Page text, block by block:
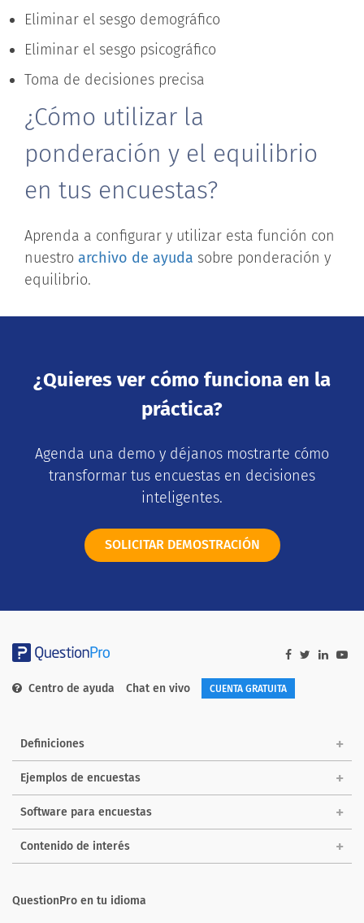
Eliminar el sesgo demográfico
Eliminar el sesgo psicográfico
Toma de decisiones precisa
¿Cómo utilizar la
ponderación y el equilibrio
en tus encuestas?
Aprenda a configurar y utilizar esta función con
nuestro archivo de ayuda sobre ponderación y
equilibrio.
¿Quieres ver cómo funciona en la
práctica?
Agenda una demo y déjanos mostrarte cómo
transformar tus encuestas en decisiones
inteligentes.
SOLICITAR DEMOSTRACIÓN
Centro de ayuda Chat en vivo CUENTA GRATUITA
Definiciones
Ejemplos de encuestas
Software para encuestas
Contenido de interés
QuestionPro en tu idioma